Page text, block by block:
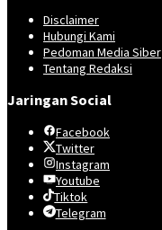
Disclaimer
Hubungi Kami
Pedoman Media Siber
Tentang Redaksi
Jaringan Social
Facebook
Twitter
Instagram
Youtube
Tiktok
Telegram